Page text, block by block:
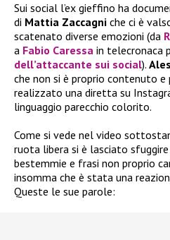
Sui social l’ex gieffino ha
di Mattia Zaccagni che ci è
scatenato diverse emozioni (da
a Fabio Caressa in telecronaca
dell’attaccante sui social).
che non si è proprio contenuto
realizzato una diretta su
linguaggio parecchio colorito.
Come si vede nel video
ruota libera si è lasciato
bestemmie e frasi non proprio
insomma che è stata una
Queste le sue parole: